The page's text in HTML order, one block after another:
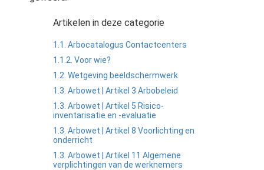
Artikelen in deze categorie
1.1. Arbocatalogus Contactcenters
1.1.2. Voor wie?
1.2. Wetgeving beeldschermwerk
1.3. Arbowet | Artikel 3 Arbobeleid
1.3. Arbowet | Artikel 5 Risico-
inventarisatie en -evaluatie
1.3. Arbowet | Artikel 8 Voorlichting en
onderricht
1.3. Arbowet | Artikel 11 Algemene
verplichtingen van de werknemers